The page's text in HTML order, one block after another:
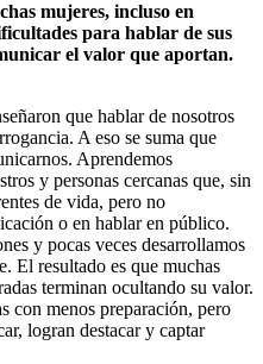
mujeres, incluso en
para hablar de sus
el valor que aportan.
que hablar de nosotros
A eso se suma que
Aprendemos
y personas cercanas que, sin
de vida, pero no
o en hablar en público.
y pocas veces desarrollamos
El resultado es que muchas
terminan ocultando su valor.
con menos preparación, pero
logran destacar y captar